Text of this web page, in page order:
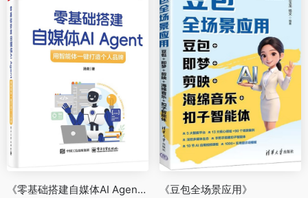
《零基础搭建自媒体AI Agent：用智能体一键打造个人品牌》 《豆包全场景应用》